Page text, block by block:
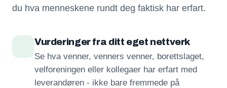
du hva menneskene rundt deg faktisk har erfart.
Vurderinger fra ditt eget nettverk
Se hva venner, venners venner, borettslaget,
velforeningen eller kollegaer har erfart med
leverandøren - ikke bare fremmede på